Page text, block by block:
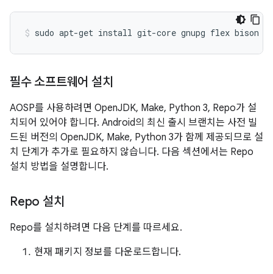
sudo apt-get install git-core gnupg flex bison
필수 소프트웨어 설치
AOSP를 사용하려면 OpenJDK, Make, Python 3, Repo가 설
치되어 있어야 합니다. Android의 최신 출시 브랜치는 사전 빌
드된 버전의 OpenJDK, Make, Python 3가 함께 제공되므로 설
치 단계가 추가로 필요하지 않습니다. 다음 섹션에서는 Repo
설치 방법을 설명합니다.
Repo 설치
Repo를 설치하려면 다음 단계를 따르세요.
현재 패키지 정보를 다운로드합니다.